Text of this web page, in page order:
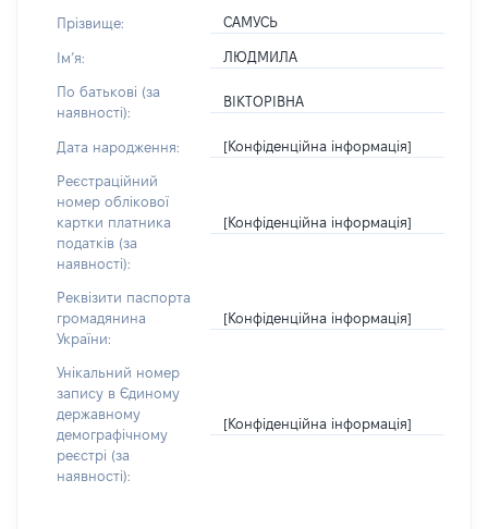
Прізвище: САМУСЬ
Імʼя: ЛЮДМИЛА
По батькові (за
наявності):
ВІКТОРІВНА
Дата народження: [Конфіденційна інформація]
Реєстраційний
номер облікової
картки платника
податків (за
наявності):
[Конфіденційна інформація]
Реквізити паспорта
громадянина
України:
[Конфіденційна інформація]
Унікальний номер
запису в Єдиному
державному
демографічному
реєстрі (за
наявності):
[Конфіденційна інформація]